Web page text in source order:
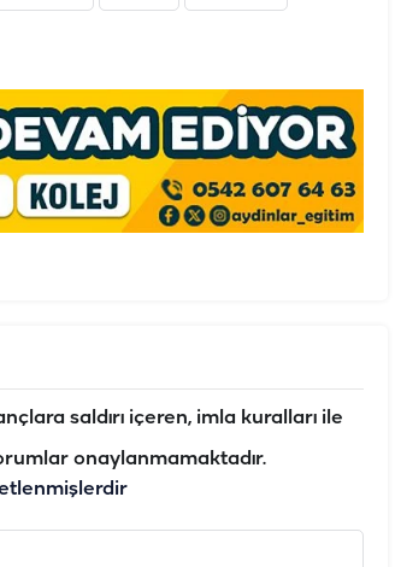
saldırı içeren, imla kuralları ile
onaylanmamaktadır.